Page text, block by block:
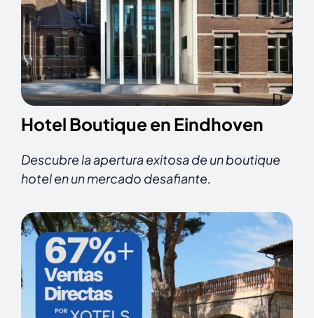
Hotel Boutique en Eindhoven
Descubre la apertura exitosa de un boutique
hotel en un mercado desafiante.